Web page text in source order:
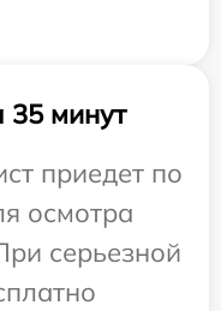
35 минут
приедет по
осмотра
серьезной